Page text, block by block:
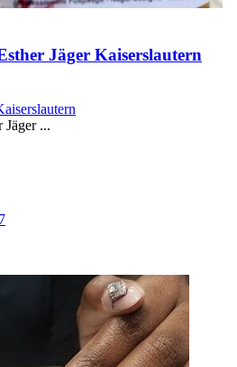
Jäger Kaiserslautern
Jäger ...